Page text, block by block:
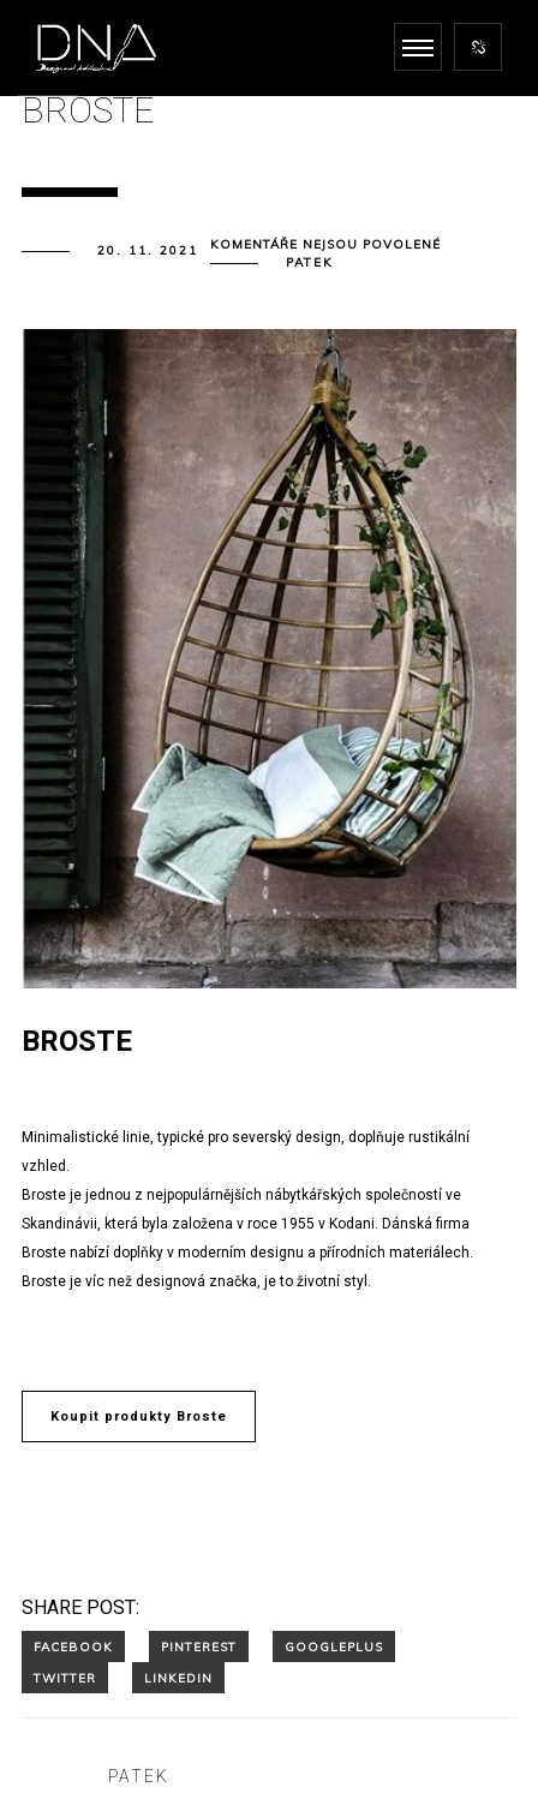
BROSTE
20. 11. 2021 KOMENTÁŘE NEJSOU POVOLENÉU
PATEK
BROSTE
Minimalistické linie, typické pro severský design, doplňuje rustikální
vzhled.
Broste je jednou z nejpopulárnějších nábytkářských společností ve
Skandinávii, která byla založena v roce 1955 v Kodani. Dánská firma
Broste nabízí doplňky v moderním designu a přírodních materiálech.
Broste je víc než designová značka, je to životní styl.
Koupit produkty Broste
SHARE POST:
PATEK